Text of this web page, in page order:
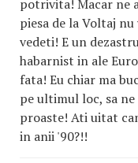
potrivita! Macar ne
piesa de la Voltaj
vedeti! E un
habarnist in ale
fata! Eu chiar ma
pe ultimul loc, sa
proaste! Ati uitat
in anii '90?!!